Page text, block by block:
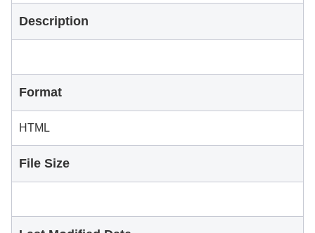
Description
Format
HTML
File Size